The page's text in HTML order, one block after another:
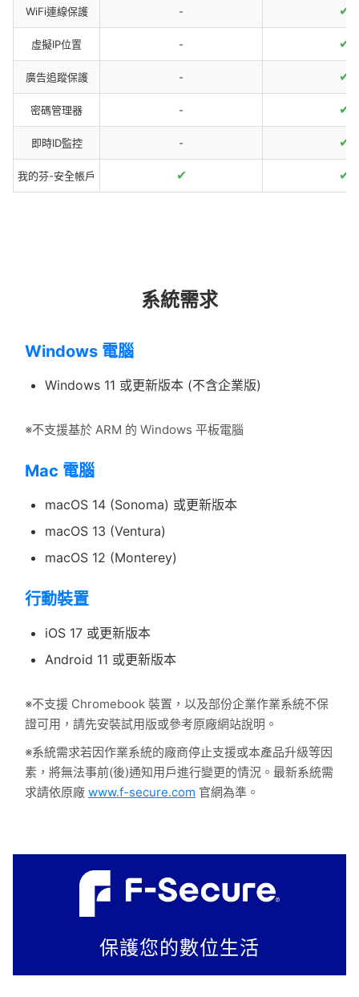
WiFi連線保護 - ✔
虛擬IP位置 - ✔
廣告追蹤保護 - ✔
密碼管理器 - ✔
即時ID監控 - ✔
我的芬-安全帳戶 ✔ ✔
系統需求
Windows 電腦
Windows 11 或更新版本 (不含企業版)
※不支援基於 ARM 的 Windows 平板電腦
Mac 電腦
macOS 14 (Sonoma) 或更新版本
macOS 13 (Ventura)
macOS 12 (Monterey)
行動裝置
iOS 17 或更新版本
Android 11 或更新版本
※不支援 Chromebook 裝置，以及部份企業作業系統不保
證可用，請先安裝試用版或參考原廠網站說明。
※系統需求若因作業系統的廠商停止支援或本產品升級等因
素，將無法事前(後)通知用戶進行變更的情況。最新系統需
求請依原廠 www.f-secure.com 官網為準。
保護您的數位生活